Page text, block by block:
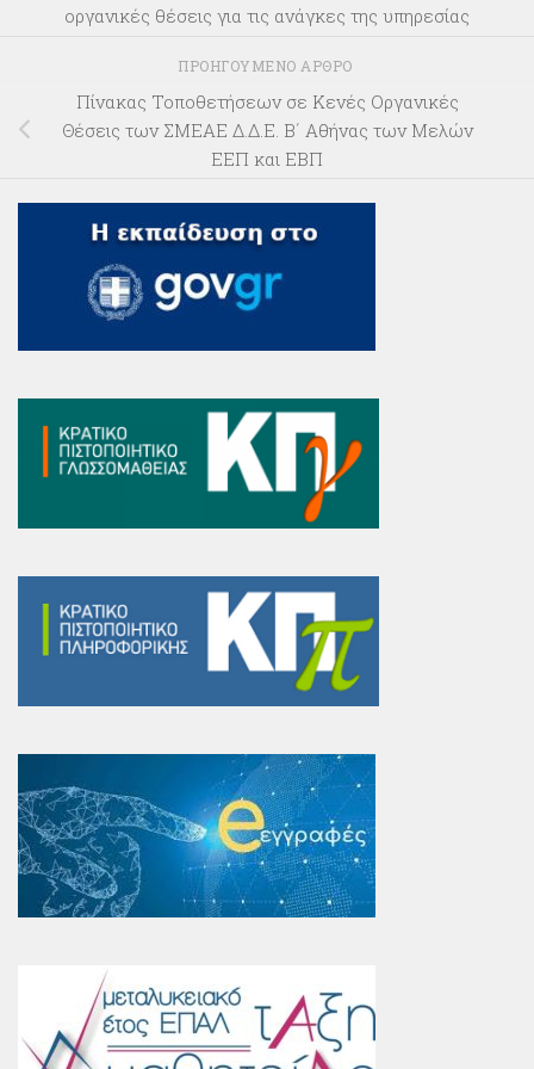
οργανικές θέσεις για τις ανάγκες της υπηρεσίας
ΠΡΟΗΓΟΎΜΕΝΟ ΆΡΘΡΟ
Πίνακας Τοποθετήσεων σε Κενές Οργανικές
Θέσεις των ΣΜΕΑΕ Δ.Δ.Ε. Β΄ Αθήνας των Μελών
ΕΕΠ και ΕΒΠ